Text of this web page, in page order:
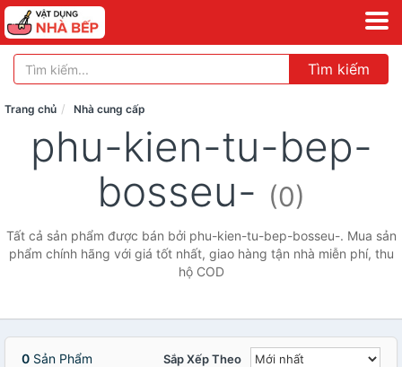
Tìm kiếm
Trang chủ Nhà cung cấp
phu-kien-tu-bep-
bosseu- (0)
Tất cả sản phẩm được bán bởi phu-kien-tu-bep-bosseu-. Mua sản
phẩm chính hãng với giá tốt nhất, giao hàng tận nhà miễn phí, thu
hộ COD
0 Sản Phẩm Sắp Xếp Theo